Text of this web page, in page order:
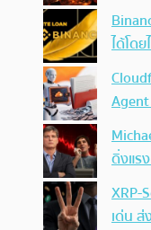
ได้โด
ดิ่งแร
XRP-
เด่น